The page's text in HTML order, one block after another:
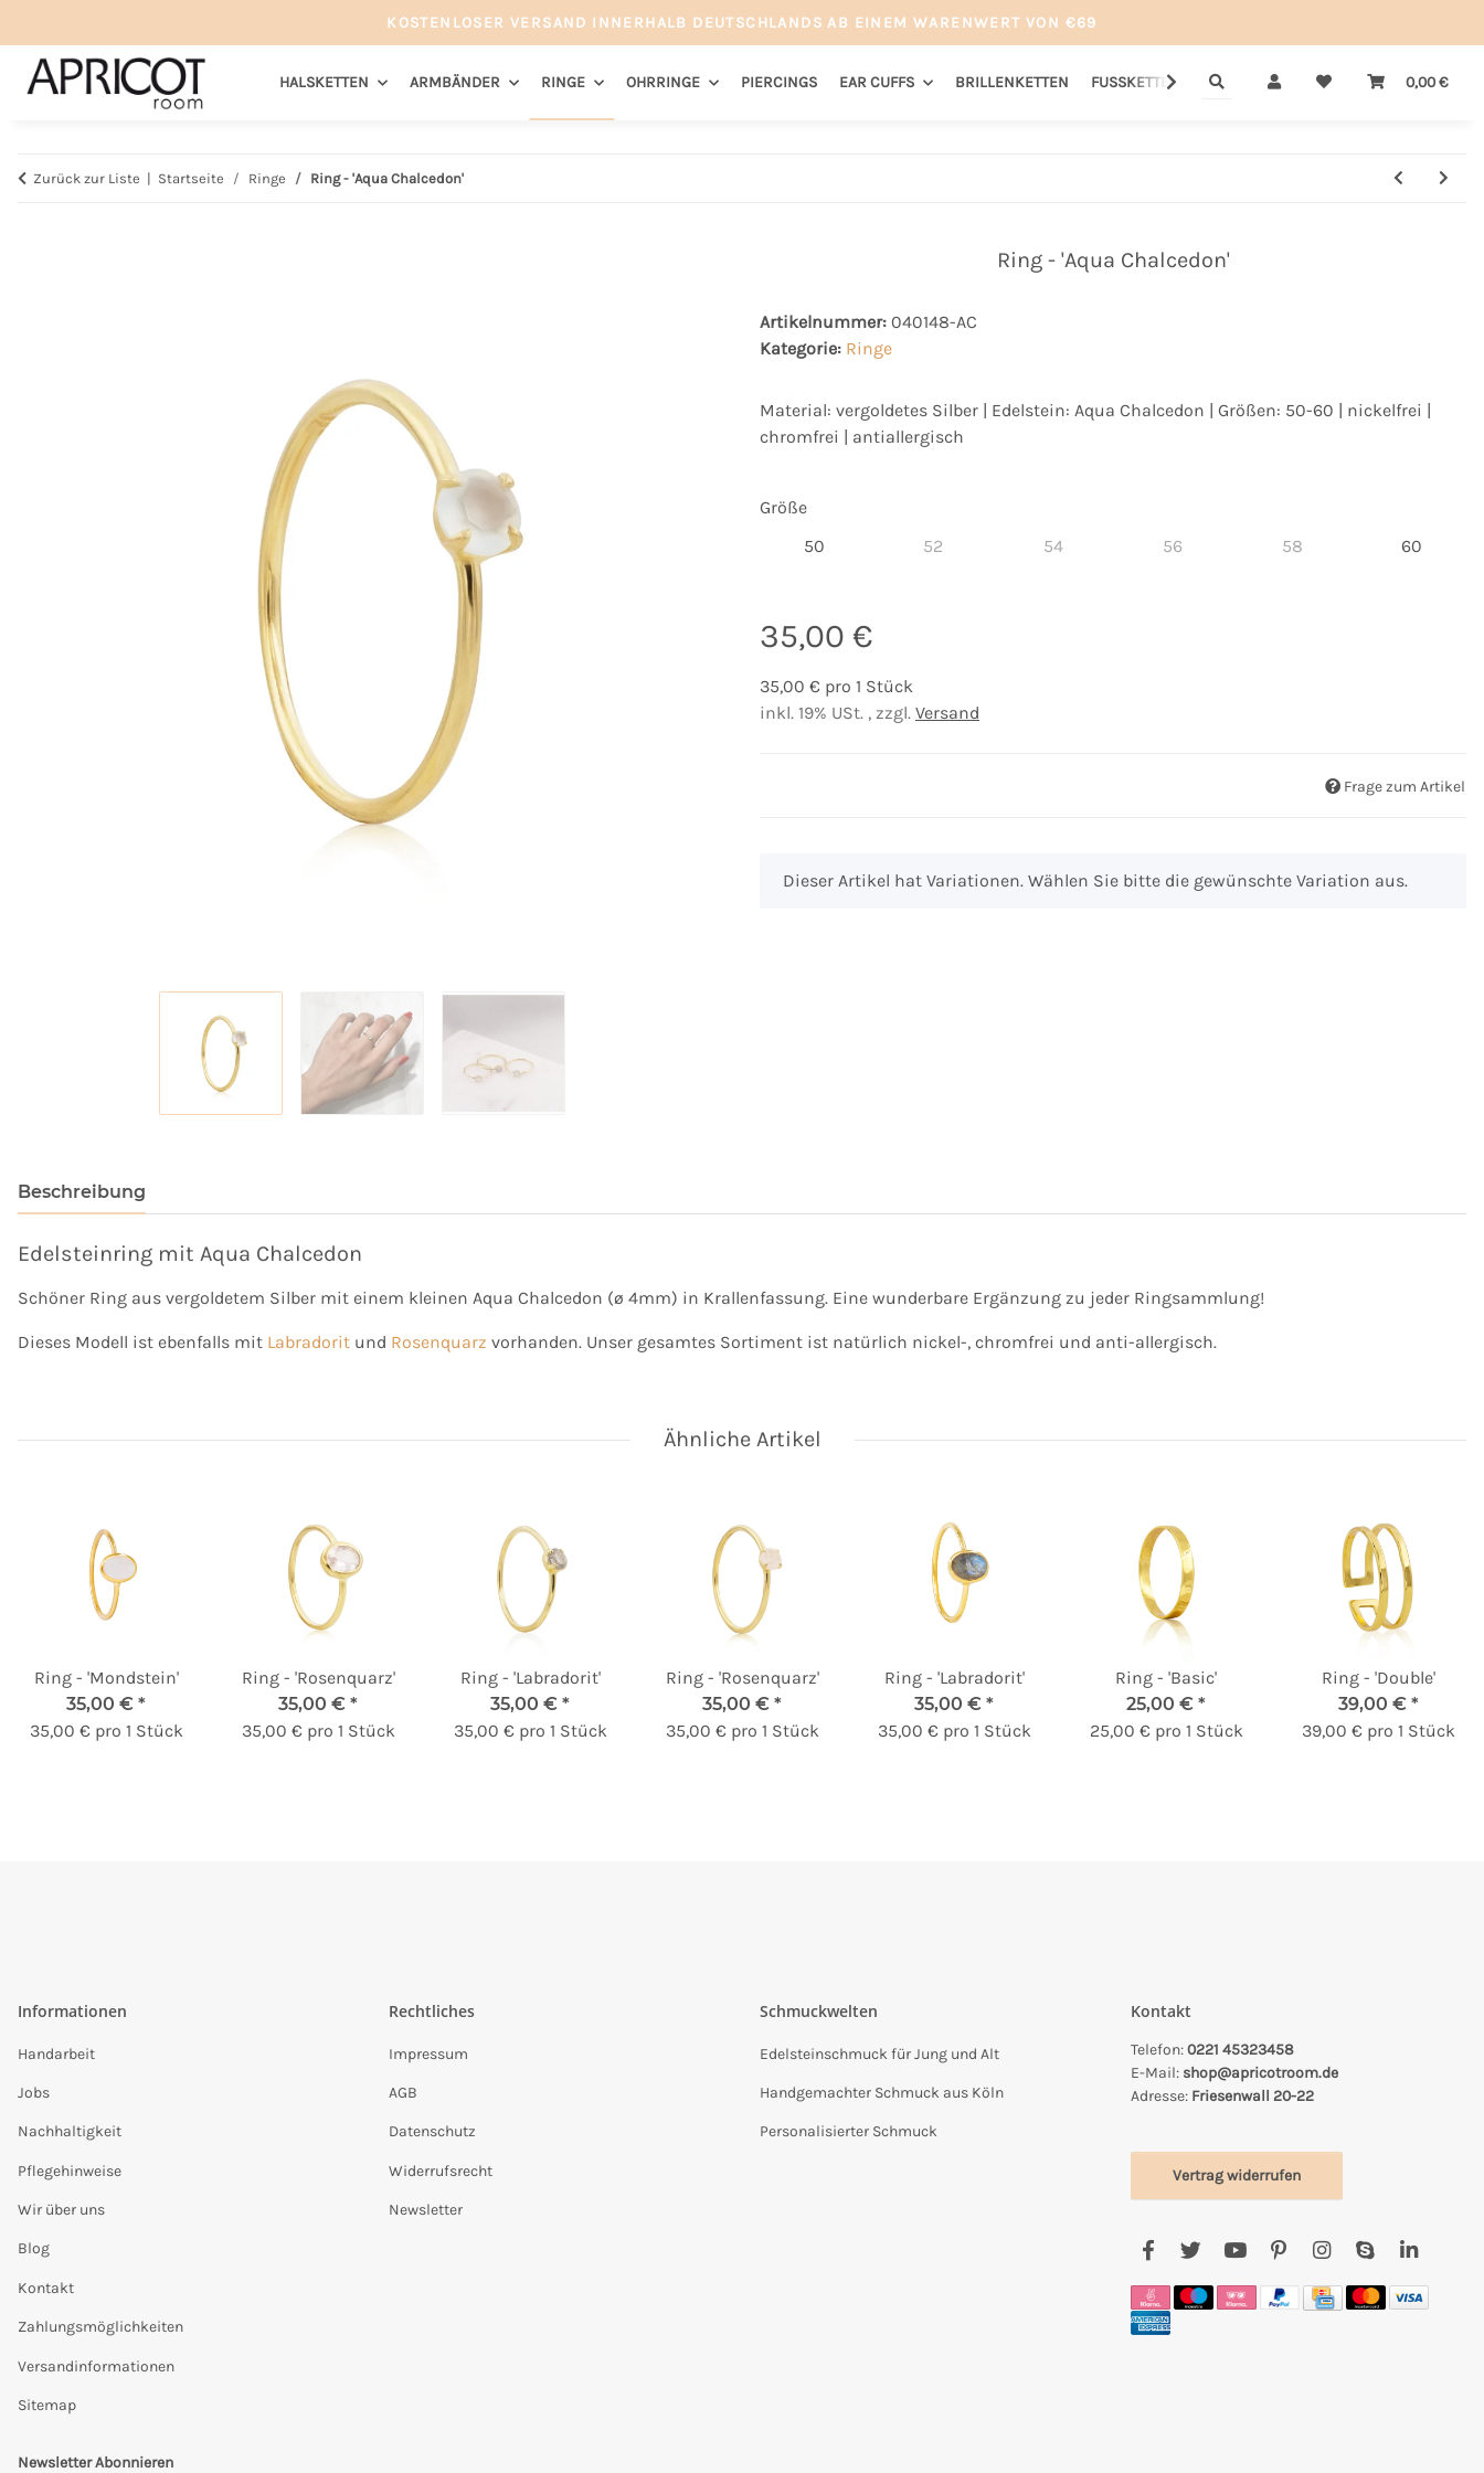
KOSTENLOSER VERSAND INNERHALB DEUTSCHLANDS AB EINEM WARENWERT VON €69
0,00 €
HALSKETTEN ARMBÄNDER RINGE OHRRINGE PIERCINGS EAR CUFFS BRILLENKETTEN FUSSKETTEN GUTSCHEINE
Zurück zur Liste Startseite Ringe Ring - 'Aqua Chalcedon'
Ring - 'Aqua Chalcedon'
Artikelnummer: 040148-AC
Kategorie: Ringe
Material: vergoldetes Silber | Edelstein: Aqua Chalcedon | Größen: 50-60 | nickelfrei |
chromfrei | antiallergisch
Größe
5050 52 5454 56 5858 60
35,00 €
35,00 € pro 1 Stück
inkl. 19% USt. , zzgl. Versand
Frage zum Artikel
x
Dieser Artikel hat Variationen. Wählen Sie bitte die gewünschte Variation aus.
Beschreibung
Edelsteinring mit Aqua Chalcedon
Schöner Ring aus vergoldetem Silber mit einem kleinen Aqua Chalcedon (ø 4mm) in Krallenfassung. Eine wunderbare Ergänzung zu jeder Ringsammlung!
Dieses Modell ist ebenfalls mit Labradorit und Rosenquarz vorhanden. Unser gesamtes Sortiment ist natürlich nickel-, chromfrei und anti-allergisch.
Ähnliche Artikel
Ring - 'Mondstein'
35,00 € *
35,00 € pro 1 Stück
Ring - 'Rosenquarz'
35,00 € *
35,00 € pro 1 Stück
Ring - 'Labradorit'
35,00 € *
35,00 € pro 1 Stück
Ring - 'Rosenquarz'
35,00 € *
35,00 € pro 1 Stück
Ring - 'Labradorit'
35,00 € *
35,00 € pro 1 Stück
Ring - 'Basic'
25,00 € *
25,00 € pro 1 Stück
Ring - 'Double'
39,00 € *
39,00 € pro 1 Stück
Informationen
Handarbeit
Jobs
Nachhaltigkeit
Pflegehinweise
Wir über uns
Blog
Kontakt
Zahlungsmöglichkeiten
Versandinformationen
Sitemap
Rechtliches
Impressum
AGB
Datenschutz
Widerrufsrecht
Newsletter
Schmuckwelten
Edelsteinschmuck für Jung und Alt
Handgemachter Schmuck aus Köln
Personalisierter Schmuck
Kontakt
Telefon:0221 45323458
E-Mail: shop@apricotroom.de
Adresse: Friesenwall 20-22
Vertrag widerrufen
Newsletter Abonnieren